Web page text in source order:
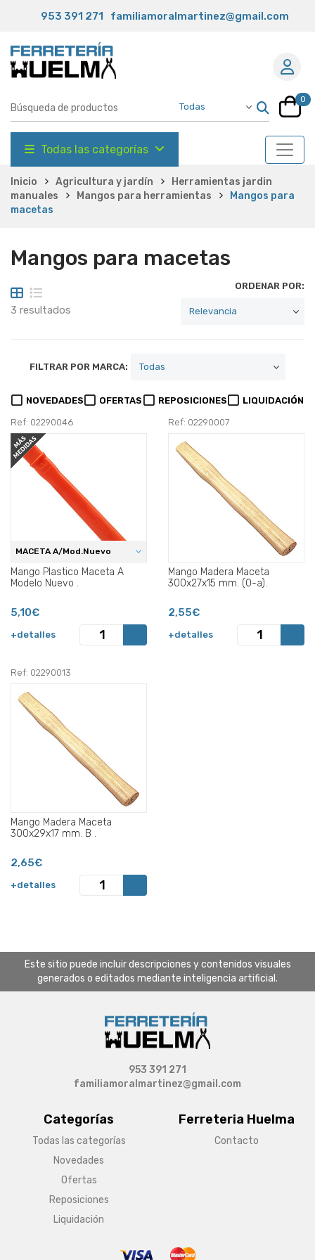
953 391 271 familiamoralmartinez@gmail.com
0
Todas las categorías
Inicio Agricultura y jardín
Herramientas jardin
manuales
Mangos para herramientas
Mangos para
macetas
Mangos para macetas
3 resultados
ORDENAR POR:
FILTRAR POR MARCA:
NOVEDADES OFERTAS REPOSICIONES LIQUIDACIÓN
Ref: 02290046
MACETA A/Mod.Nuevo
Mango Plastico Maceta A
Modelo Nuevo .
5,10€
+detalles
Ref: 02290007
Mango Madera Maceta
300x27x15 mm. (0-a).
2,55€
+detalles
Ref: 02290013
Mango Madera Maceta
300x29x17 mm. B .
2,65€
+detalles
Este sitio puede incluir descripciones y contenidos visuales
generados o editados mediante inteligencia artificial.
Categorías
Todas las categorías
Novedades
Ofertas
Reposiciones
Liquidación
Ferreteria Huelma
Contacto
953 391 271
familiamoralmartinez@gmail.com